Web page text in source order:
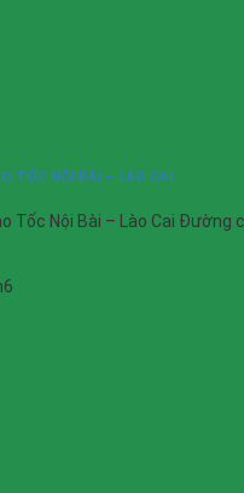
TỐC NỘI BÀI – LÀO CAI
Tốc Nội Bài – Lào Cai Đường